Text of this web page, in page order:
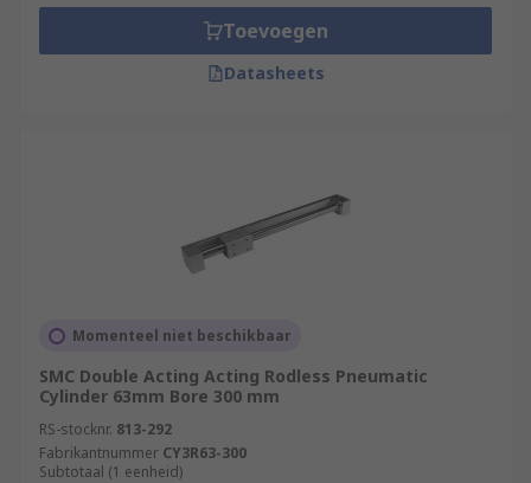
Toevoegen
Datasheets
Momenteel niet beschikbaar
SMC Double Acting Acting Rodless Pneumatic
Cylinder 63mm Bore 300 mm
RS-stocknr. 813-292
Fabrikantnummer CY3R63-300
Subtotaal (1 eenheid)